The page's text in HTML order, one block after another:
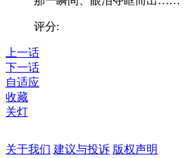
评分:
上一话
下一话
自适应
收藏
关灯
关于我们 建议与投诉 版权声明